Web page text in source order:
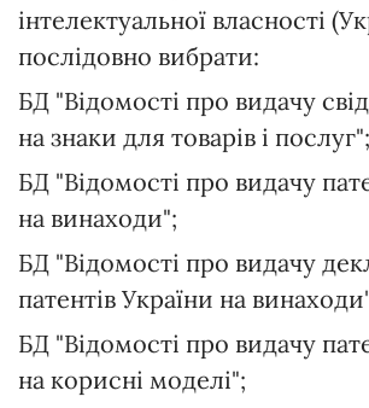
інтелектуальної власності
послідовно вибрати:
БД "Відомості про видачу
на знаки для товарів і послуг";
БД "Відомості про видачу
на винаходи";
БД "Відомості про видачу
патентів України на
БД "Відомості про видачу
на корисні моделі";